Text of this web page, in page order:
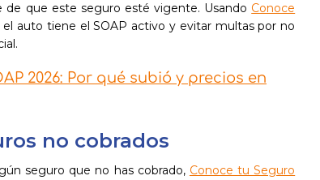
de que este seguro esté vigente. Usando Conoce
el auto tiene el SOAP activo y evitar multas por no
2026: Por qué subió y precios en
no cobrados
seguro que no has cobrado, Conoce tu Seguro